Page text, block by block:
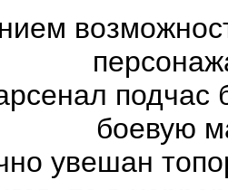
боевую
увешан